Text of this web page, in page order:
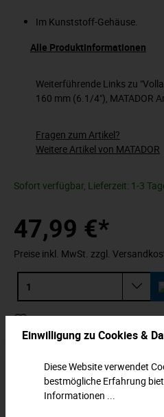
Im Kunststoff-Gehäuse.
Alle Produktinformationen
Weiterführende Links zu
160 mm (6.1/4"), MATADOR
Fragen zum Artikel?
Weitere Artikel von MATADOR
Sofort verfügbar, Lieferzeit: 1-3
47,99 €*
Preise inkl. MwSt. zzgl.
Zum Merkzettel hinzufügen
Beschreibung
Vollautomatische
Einstellung auf den Querschnitt
Einwilligung zu Cookies &
Diese Website verwendet
bestmögliche Erfahrung
Informationen ...